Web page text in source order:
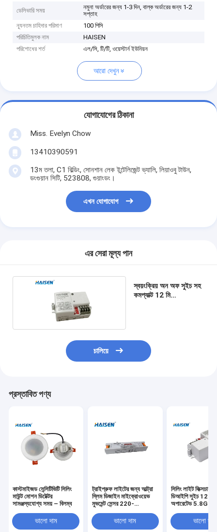
ডেলিভারি সময়
নমুনা অর্ডারের জন্য 1-3 দিন, বাল্ক অর্ডারের জন্য 1-2
সপ্তাহ
ন্যূনতম চাহিদার পরিমাণ
100 পিসি
পরিচিতিমুলক নাম
HAISEN
পরিশোধের শর্ত
এল/সি, টি/টি, ওয়েস্টার্ন ইউনিয়ন
আরো দেখুন
যোগাযোগের ঠিকানা
Miss. Evelyn Chow
13410390591
13ম তলা, C1 বিল্ডিং, সোনশান লেক ইন্টেলিজেন্ট ভ্যালি, লিয়াওবু টাউন,
ডংগুয়ান সিটি, 523808, গুয়াংডং।
এখন যোগাযোগ
এর সেরা মূল্য পান
স্বয়ংক্রিয় অন অফ সুইচ সহ
কমপ্যাক্ট 12 মি
চালিয়ে
প্রস্তাবিত পণ্য
কাস্টমাইজড সেন্সিটিভিটি সিলিং
মাউন্ট মোশন ডিটেক্টর
সামঞ্জস্যযোগ্য সময় – বিলম্ব
ভালো দাম
ট্রাইপ্রুফ লাইটের জন্য আল্ট্রা
স্লিম ডিজাইন মাইক্রোওয়েভ
মুভমেন্ট সেন্সর 220-
ভালো দাম
সিলিং লাইট ফিক্সচার
ডিআইপি সুইচ
অপারেটেড 5.8GHz
ভালো দাম